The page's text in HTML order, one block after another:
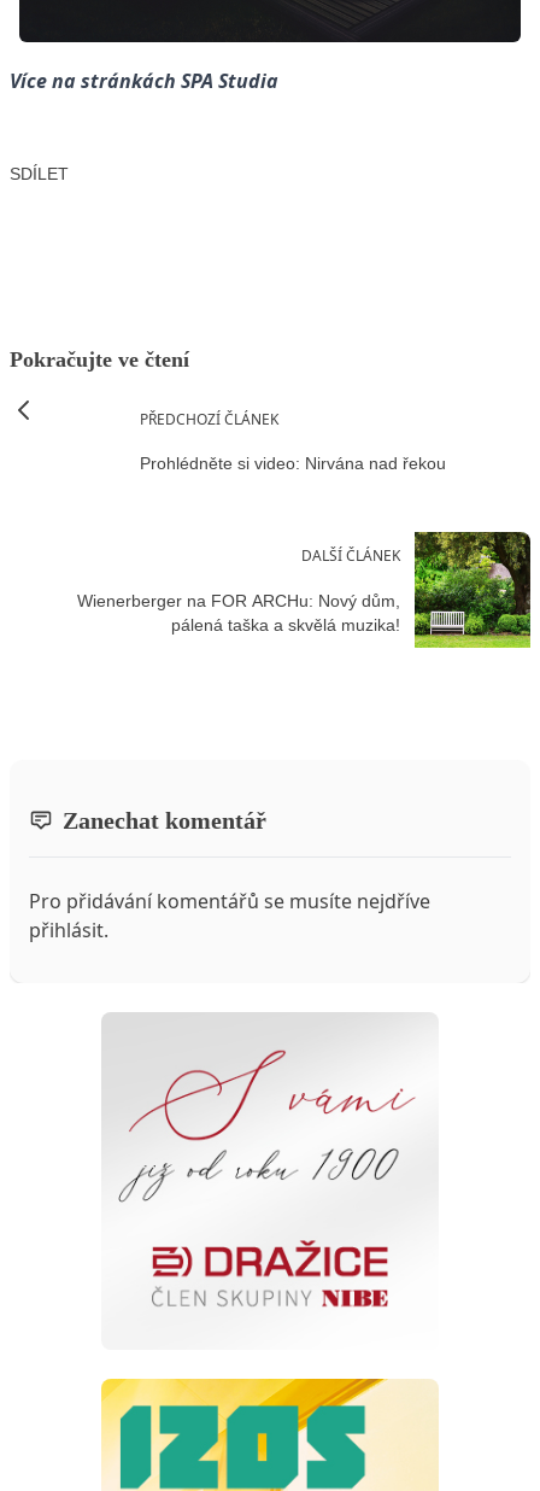
Více na stránkách SPA Studia
SDÍLET
Pokračujte ve čtení
PŘEDCHOZÍ ČLÁNEK
Prohlédněte si video: Nirvána nad řekou
DALŠÍ ČLÁNEK
Wienerberger na FOR ARCHu: Nový dům,
pálená taška a skvělá muzika!
Zanechat komentář
Pro přidávání komentářů se musíte nejdříve
přihlásit.